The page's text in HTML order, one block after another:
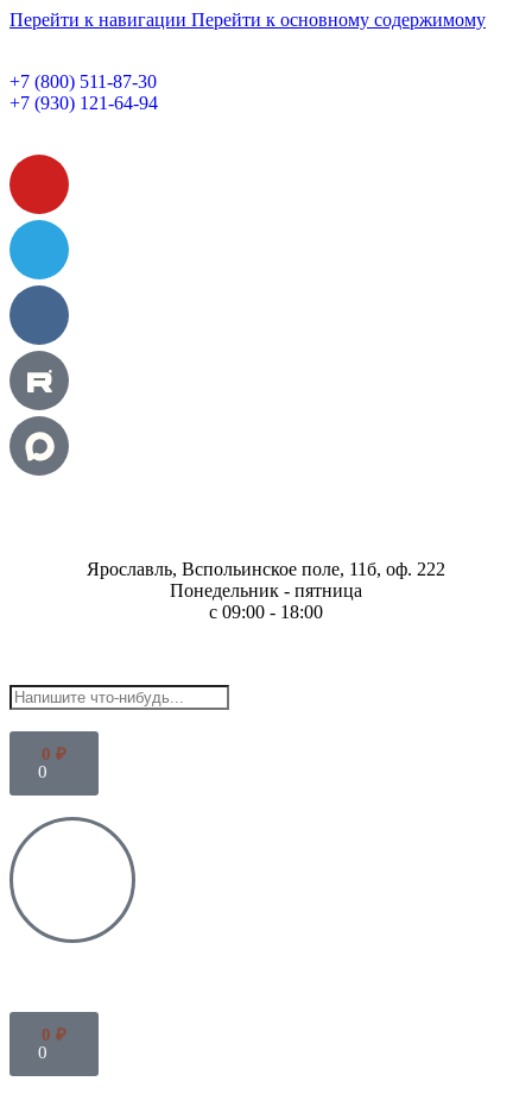
Перейти к навигации Перейти к основному содержимому
+7 (800) 511-87-30
+7 (930) 121-64-94
Ярославль, Вспольинское поле, 11б, оф. 222
Понедельник - пятница
с 09:00 - 18:00
0 ₽
0
0 ₽
0